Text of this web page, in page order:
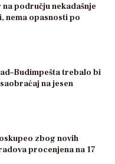
području nekadašnje
nema opasnosti po
trebalo bi
na jesen
zbog novih
procenjena na 17